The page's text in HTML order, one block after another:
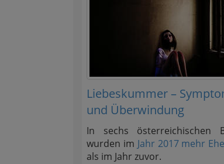
Liebeskummer –
und Überwindung
In sechs österreichischen
wurden im Jahr 2017 mehr
als im Jahr zuvor.